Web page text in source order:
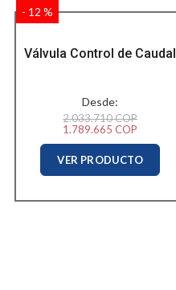
Válvula Control de Caudal
- 12 %
Desde:
2.033.710 COP
1.789.665 COP
VER PRODUCTO